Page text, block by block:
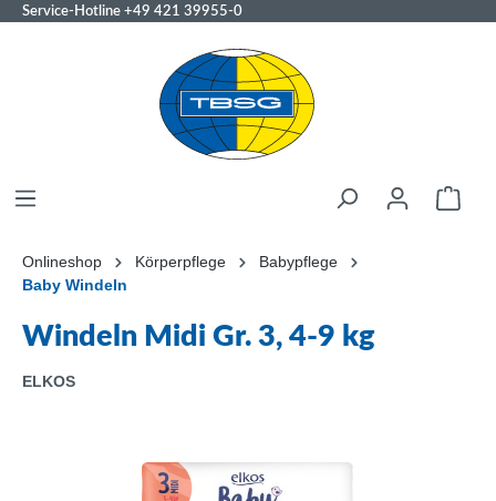
Service-Hotline +49 421 39955-0
Onlineshop Körperpflege
Babypflege
Baby Windeln
Windeln Midi Gr. 3, 4-9 kg
ELKOS